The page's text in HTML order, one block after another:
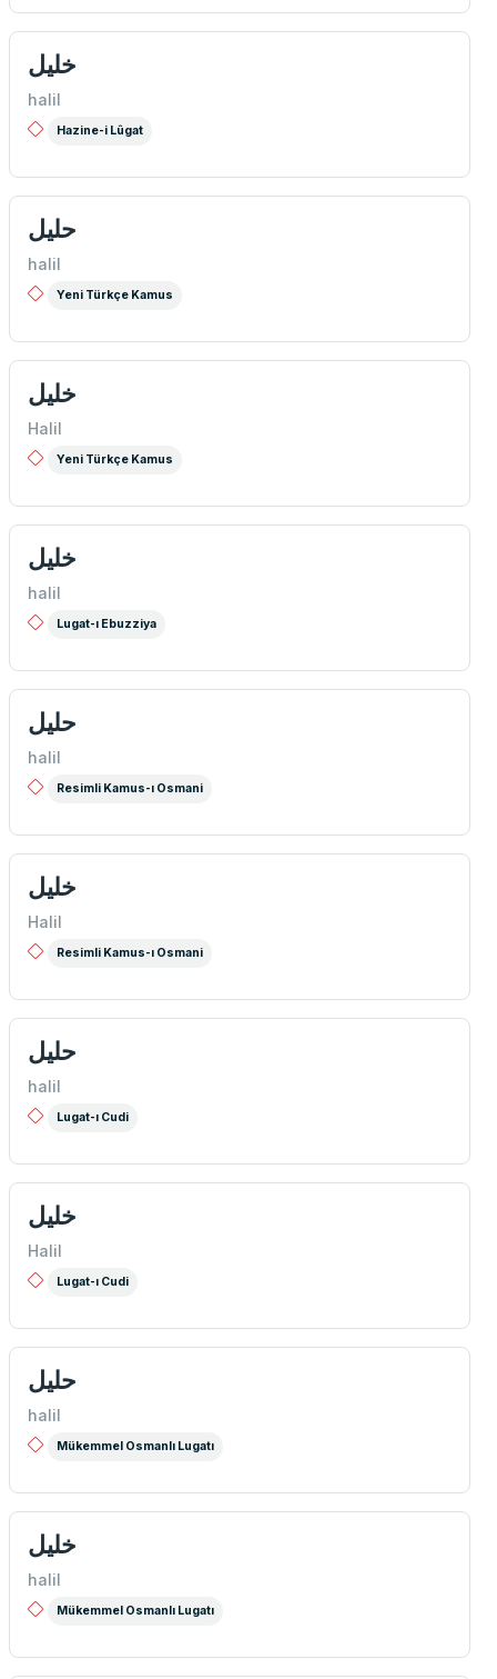
خلیل
halil
Hazine-i Lûgat
حلیل
halil
Yeni Türkçe Kamus
خلیل
Halil
Yeni Türkçe Kamus
خلیل
halil
Lugat-ı Ebuzziya
حلیل
halil
Resimli Kamus-ı Osmani
خلیل
Halil
Resimli Kamus-ı Osmani
حلیل
halil
Lugat-ı Cudi
خلیل
Halil
Lugat-ı Cudi
حلیل
halil
Mükemmel Osmanlı Lugatı
خلیل
halil
Mükemmel Osmanlı Lugatı